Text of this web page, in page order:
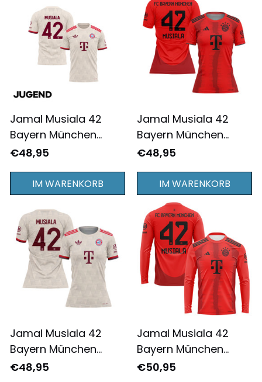
Jamal Musiala 42
Bayern München
2024/25
Jugend - Komplett
Bedruckt - Creme
€48,95
IM WARENKORB
Jamal Musiala 42
Bayern München
2024/25 Heimtrikot
Bedruckt - Rot
€48,95
IM WARENKORB
Jamal Musiala 42
Bayern München
2024/25
€48,95
Jamal Musiala 42
Bayern München
2024/25 Heimtrikot
€50,95